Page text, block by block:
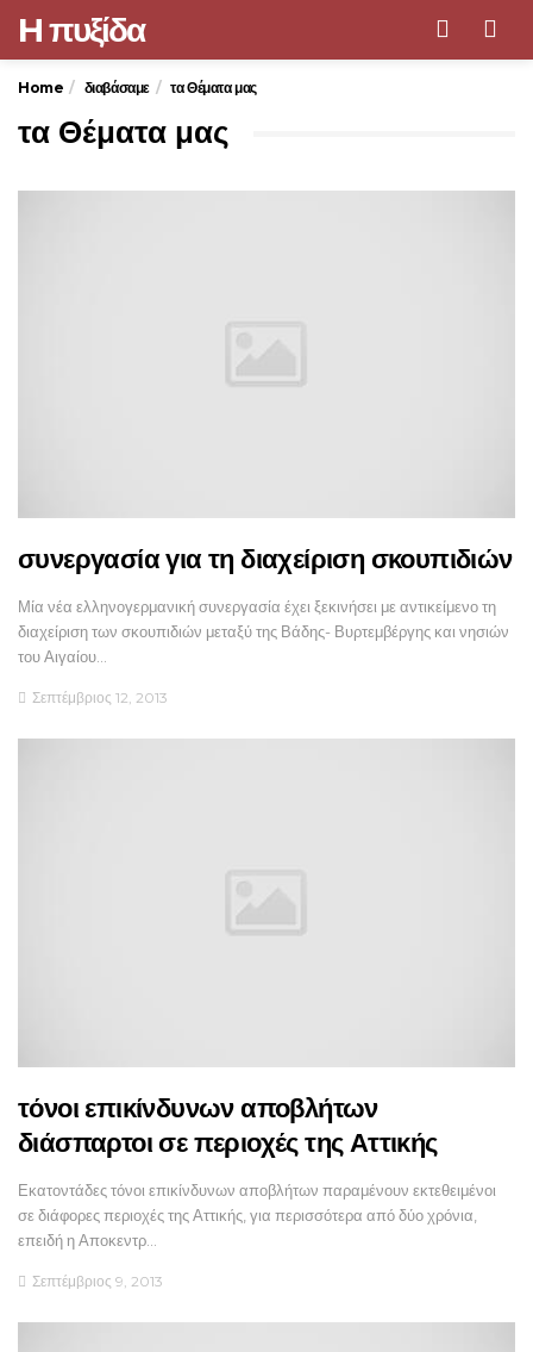
H πυξίδα
Home διαβάσαμε τα Θέματα μας
τα Θέματα μας
συνεργασία για τη διαχείριση σκουπιδιών
Μία νέα ελληνογερμανική συνεργασία έχει ξεκινήσει με αντικείμενο τη
διαχείριση των σκουπιδιών μεταξύ της Βάδης- Βυρτεμβέργης και νησιών
του Αιγαίου…
Σεπτέμβριος 12, 2013
τόνοι επικίνδυνων αποβλήτων
διάσπαρτοι σε περιοχές της Αττικής
Εκατοντάδες τόνοι επικίνδυνων αποβλήτων παραμένουν εκτεθειμένοι
σε διάφορες περιοχές της Αττικής, για περισσότερα από δύο χρόνια,
επειδή η Αποκεντρ…
Σεπτέμβριος 9, 2013